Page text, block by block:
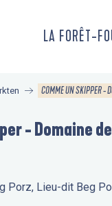
LA FORÊT-
COMME UN SKIPPER -
- Domaine
Porz, Lieu-dit Beg